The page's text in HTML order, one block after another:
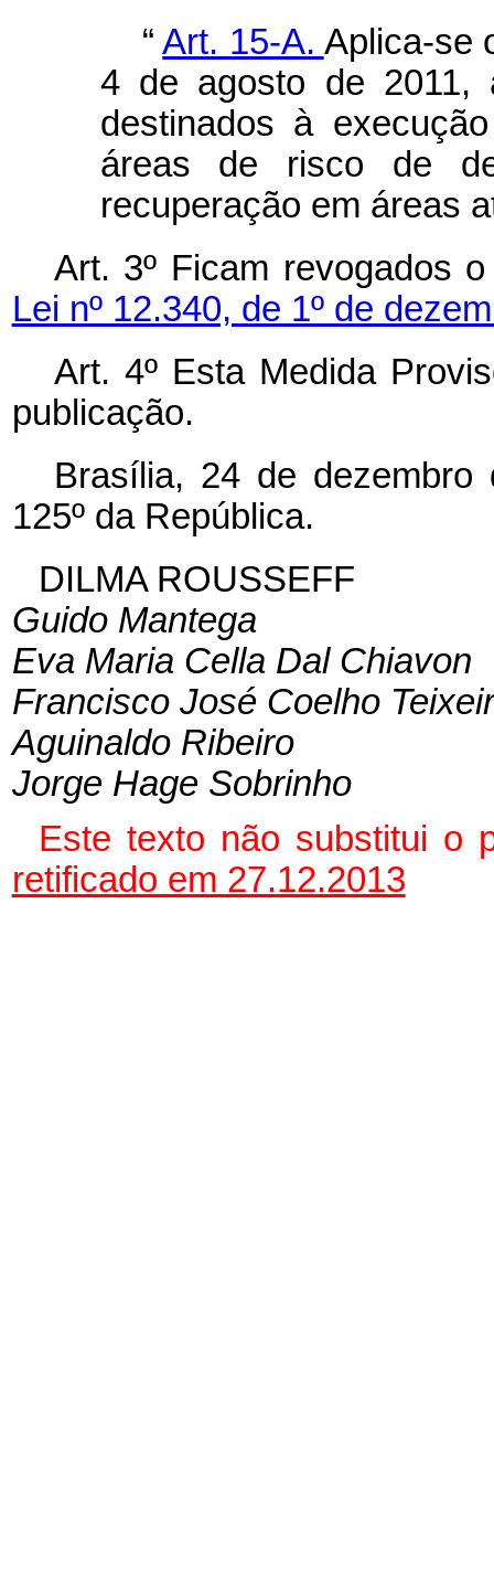
“Art. 15-A. Aplica-se
4 de agosto de 2011,
destinados à
áreas de risco de
recuperação em áreas
Art. 3º Ficam revogados
Lei nº 12.340, de 1º de
Art. 4º Esta Medida
publicação.
Brasília, 24 de dezembro
125º da República.
DILMA ROUSSEFF
Guido Mantega
Eva Maria Cella Dal Chiavon
Francisco José Coelho
Aguinaldo Ribeiro
Jorge Hage Sobrinho
Este texto não substitui o
retificado em 27.12.2013